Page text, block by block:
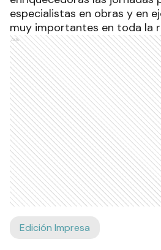
especialistas en obras y en
muy importantes en toda la
Ads
Edición Impresa